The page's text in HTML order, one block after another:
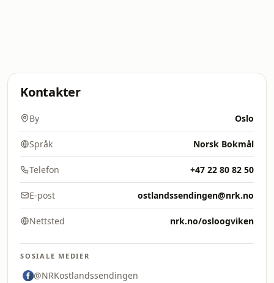
Kontakter
By Oslo
Språk Norsk Bokmål
Telefon +47 22 80 82 50
E-post ostlandssendingen@nrk.no
Nettsted nrk.no/osloogviken
SOSIALE MEDIER
@NRKostlandssendingen